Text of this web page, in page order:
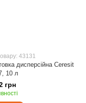
43131
дисперсійна Ceresit
10 л
грн